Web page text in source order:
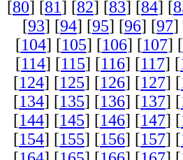
[80] [81] [82] [83] [84] [
[93] [94] [95] [96] [97]
[104] [105] [106] [107] [
[114] [115] [116] [117] [
[124] [125] [126] [127] [
[134] [135] [136] [137] [
[144] [145] [146] [147] [
[154] [155] [156] [157] [